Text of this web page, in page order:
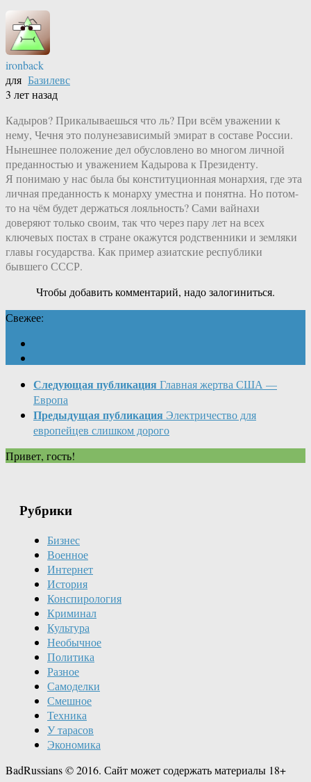
ironback
для Базилевс
3 лет назад
Кадыров? Прикалываешься что ль? При всём уважении к
нему, Чечня это полунезависимый эмират в составе России.
Нынешнее положение дел обусловлено во многом личной
преданностью и уважением Кадырова к Президенту.
Я понимаю у нас была бы конституционная монархия, где эта
личная преданность к монарху уместна и понятна. Но потом-
то на чём будет держаться лояльность? Сами вайнахи
доверяют только своим, так что через пару лет на всех
ключевых постах в стране окажутся родственники и земляки
главы государства. Как пример азиатские республики
бывшего СССР.
Чтобы добавить комментарий, надо залогиниться.
Свежее:
Следующая публикация Главная жертва США —
Европа
Предыдущая публикация Электричество для
европейцев слишком дорого
Привет, гость!
Рубрики
Бизнес
Военное
Интернет
История
Конспирология
Криминал
Культура
Необычное
Политика
Разное
Самоделки
Смешное
Техника
У тарасов
Экономика
BadRussians © 2016. Сайт может содержать материалы 18+